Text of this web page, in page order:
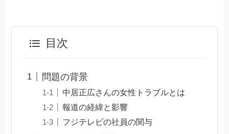
目次
問題の背景
中居正広さんの女性トラブルとは
報道の経緯と影響
フジテレビの社員の関与